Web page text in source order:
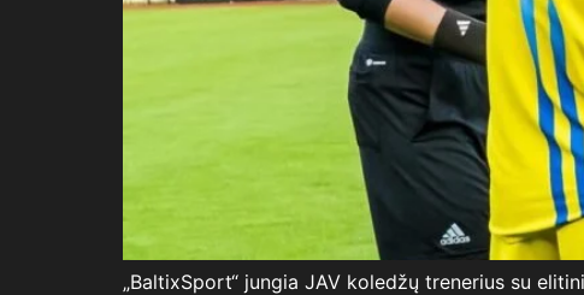
„BaltixSport“ jungia JAV koledžų trenerius su